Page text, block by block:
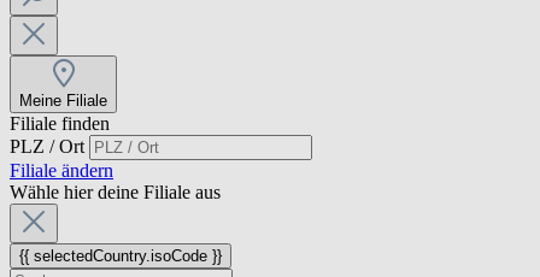
Meine Filiale
Filiale finden
PLZ / Ort
Filiale ändern
Wähle hier deine Filiale aus
{{ selectedCountry.isoCode }}